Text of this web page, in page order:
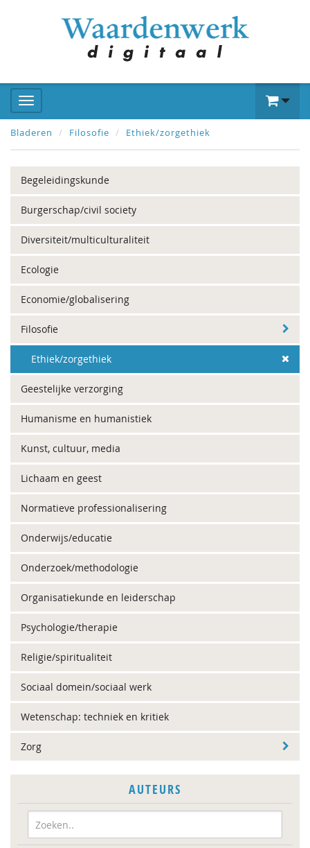
Bladeren Filosofie Ethiek/zorgethiek
Begeleidingskunde
Burgerschap/civil society
Diversiteit/multiculturaliteit
Ecologie
Economie/globalisering
Filosofie
Ethiek/zorgethiek
Geestelijke verzorging
Humanisme en humanistiek
Kunst, cultuur, media
Lichaam en geest
Normatieve professionalisering
Onderwijs/educatie
Onderzoek/methodologie
Organisatiekunde en leiderschap
Psychologie/therapie
Religie/spiritualiteit
Sociaal domein/sociaal werk
Wetenschap: techniek en kritiek
Zorg
AUTEURS